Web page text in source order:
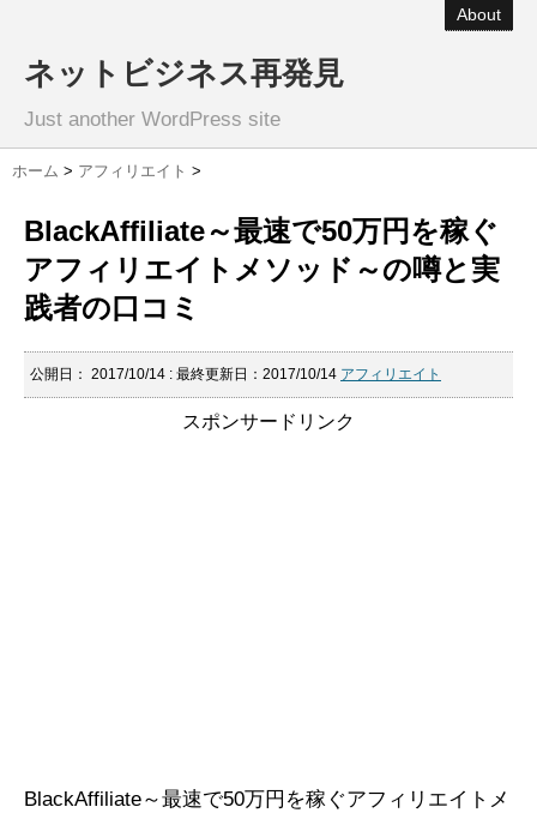
About
ネットビジネス再発見
Just another WordPress site
ホーム > アフィリエイト >
BlackAffiliate～最速で50万円を稼ぐ
アフィリエイトメソッド～の噂と実
践者の口コミ
公開日： 2017/10/14 : 最終更新日：2017/10/14 アフィリエイト
スポンサードリンク
BlackAffiliate～最速で50万円を稼ぐアフィリエイトメ